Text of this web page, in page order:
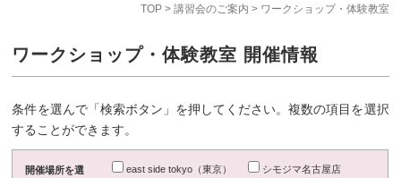
TOP> 講習会のご案内 > ワークショップ・体験教室
ワークショップ・体験教室 開催情報
条件を選んで「検索ボタン」を押してください。複数の項目を選択
することができます。
開催場所を選
east side tokyo（東京）
シモジマ名古屋店